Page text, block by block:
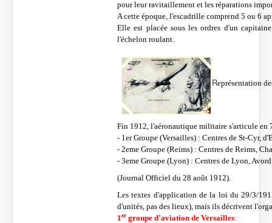
pour leur ravitaillement et les réparations
A cette époque, l'escadrille comprend 5 ou 6
Elle est placée sous les ordres d'un
l'échelon roulant.
Représentation
Fin 1912, l'aéronautique militaire s'articule en
- 1er Groupe (Versailles) : Centres de St-Cyr,
- 2eme Groupe (Reims) : Centres de Reims,
- 3eme Groupe (Lyon) : Centres de Lyon,
(Journal Officiel du 28 août 1912).
Les textes d'application de la loi du 29/3/
d'unités, pas des lieux), mais ils décrivent
1ergroupe d'aviation de Versailles: